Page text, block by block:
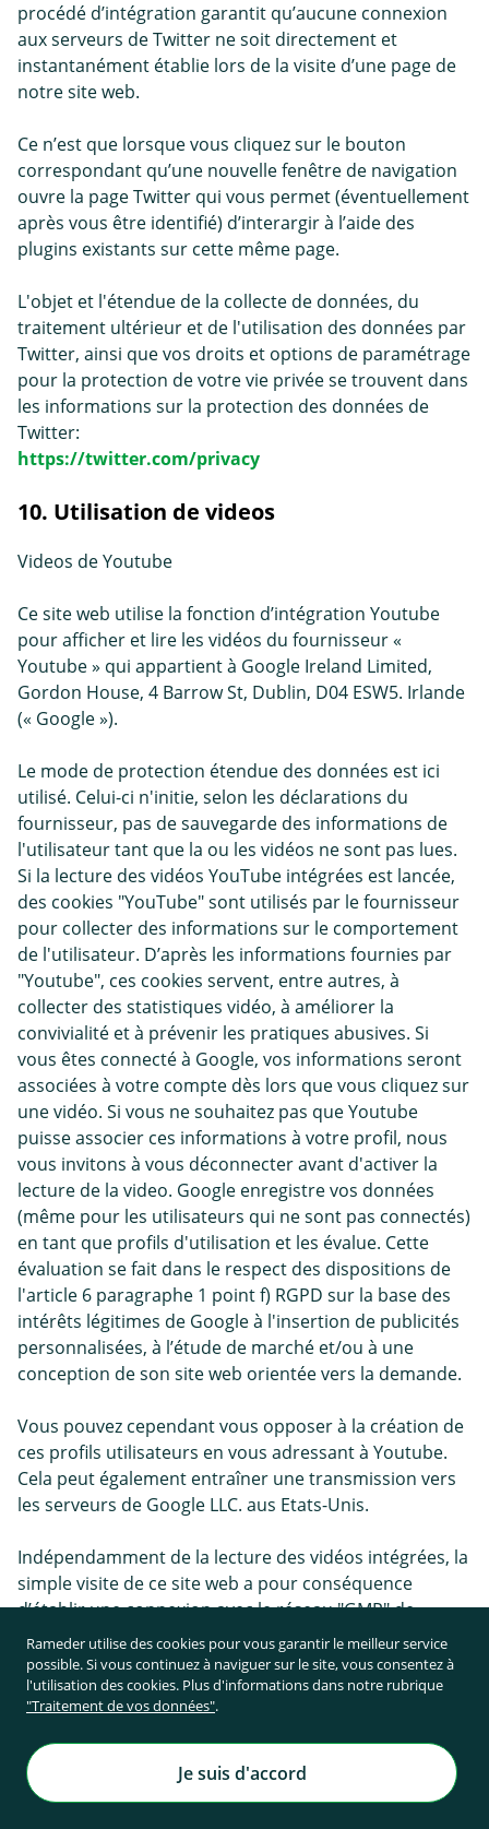
procédé d’intégration garantit qu’aucune connexion
aux serveurs de Twitter ne soit directement et
instantanément établie lors de la visite d’une page de
notre site web.
Ce n’est que lorsque vous cliquez sur le bouton
correspondant qu’une nouvelle fenêtre de navigation
ouvre la page Twitter qui vous permet (éventuellement
après vous être identifié) d’interargir à l’aide des
plugins existants sur cette même page.
L'objet et l'étendue de la collecte de données, du
traitement ultérieur et de l'utilisation des données par
Twitter, ainsi que vos droits et options de paramétrage
pour la protection de votre vie privée se trouvent dans
les informations sur la protection des données de
Twitter:
https://twitter.com/privacy
10. Utilisation de videos
Videos de Youtube
Ce site web utilise la fonction d’intégration Youtube
pour afficher et lire les vidéos du fournisseur «
Youtube » qui appartient à Google Ireland Limited,
Gordon House, 4 Barrow St, Dublin, D04 ESW5. Irlande
(« Google »).
Le mode de protection étendue des données est ici
utilisé. Celui-ci n'initie, selon les déclarations du
fournisseur, pas de sauvegarde des informations de
l'utilisateur tant que la ou les vidéos ne sont pas lues.
Si la lecture des vidéos YouTube intégrées est lancée,
des cookies "YouTube" sont utilisés par le fournisseur
pour collecter des informations sur le comportement
de l'utilisateur. D’après les informations fournies par
"Youtube", ces cookies servent, entre autres, à
collecter des statistiques vidéo, à améliorer la
convivialité et à prévenir les pratiques abusives. Si
vous êtes connecté à Google, vos informations seront
associées à votre compte dès lors que vous cliquez sur
une vidéo. Si vous ne souhaitez pas que Youtube
puisse associer ces informations à votre profil, nous
vous invitons à vous déconnecter avant d'activer la
lecture de la video. Google enregistre vos données
(même pour les utilisateurs qui ne sont pas connectés)
en tant que profils d'utilisation et les évalue. Cette
évaluation se fait dans le respect des dispositions de
l'article 6 paragraphe 1 point f) RGPD sur la base des
intérêts légitimes de Google à l'insertion de publicités
personnalisées, à l’étude de marché et/ou à une
conception de son site web orientée vers la demande.
Vous pouvez cependant vous opposer à la création de
ces profils utilisateurs en vous adressant à Youtube.
Cela peut également entraîner une transmission vers
les serveurs de Google LLC. aus Etats-Unis.
Indépendamment de la lecture des vidéos intégrées, la
simple visite de ce site web a pour conséquence
d’établir une connexion avec le réseau "GMP" de
Google susceptible de déclencher d'autres opérations
de traitement des données sur lesquelles nous
n’avons aucune influence.
Vous trouverez de plus amples informations sur la
protection des données "YouTube" dans la déclaration
de protection des données du fournisseur à l'adresse
Rameder utilise des cookies pour vous garantir le meilleur service
possible. Si vous continuez à naviguer sur le site, vous consentez à
l'utilisation des cookies. Plus d'informations dans notre rubrique
"Traitement de vos données".
Je suis d'accord